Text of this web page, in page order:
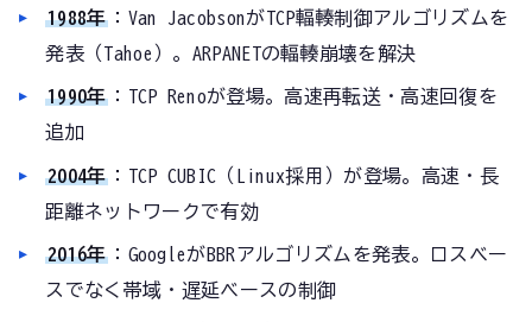
1988年 ：Van JacobsonがTCP輻輳制御アルゴリズムを
発表（Tahoe）。ARPANETの輻輳崩壊を解決
1990年 ：TCP Renoが登場。高速再転送・高速回復を
追加
2004年 ：TCP CUBIC（Linux採用）が登場。高速・長
距離ネットワークで有効
2016年 ：GoogleがBBRアルゴリズムを発表。ロスベー
スでなく帯域・遅延ベースの制御